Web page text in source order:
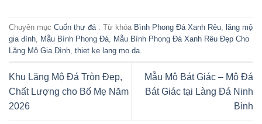
Chuyên mục Cuốn thư đá. Từ khóa Bình Phong Đá Xanh Rêu, lăng mộ
gia đình, Mẫu Bình Phong Đá, Mẫu Bình Phong Đá Xanh Rêu Đẹp Cho
Lăng Mộ Gia Đình, thiet ke lang mo da.
Khu Lăng Mộ Đá Tròn Đẹp,
Chất Lượng cho Bố Mẹ Năm
2026
Mẫu Mộ Bát Giác – Mộ Đá
Bát Giác tại Làng Đá Ninh
Bình